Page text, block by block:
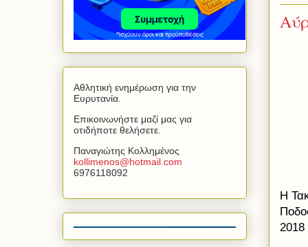
Η
2018
Αθλητική ενημέρωση για την
Ευρυτανία.
Επικοινωνήστε μαζί μας για
οτιδήποτε θελήσετε.
Παναγιώτης Κολλημένος
kollimenos@hotmail com
6976118092